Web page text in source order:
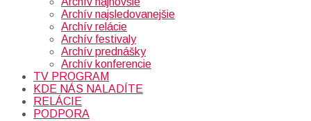
Archív najsledovanejšie
Archív relácie
Archív festivaly
Archív prednášky
Archív konferencie
TV PROGRAM
KDE NÁS NALADÍTE
RELÁCIE
PODPORA